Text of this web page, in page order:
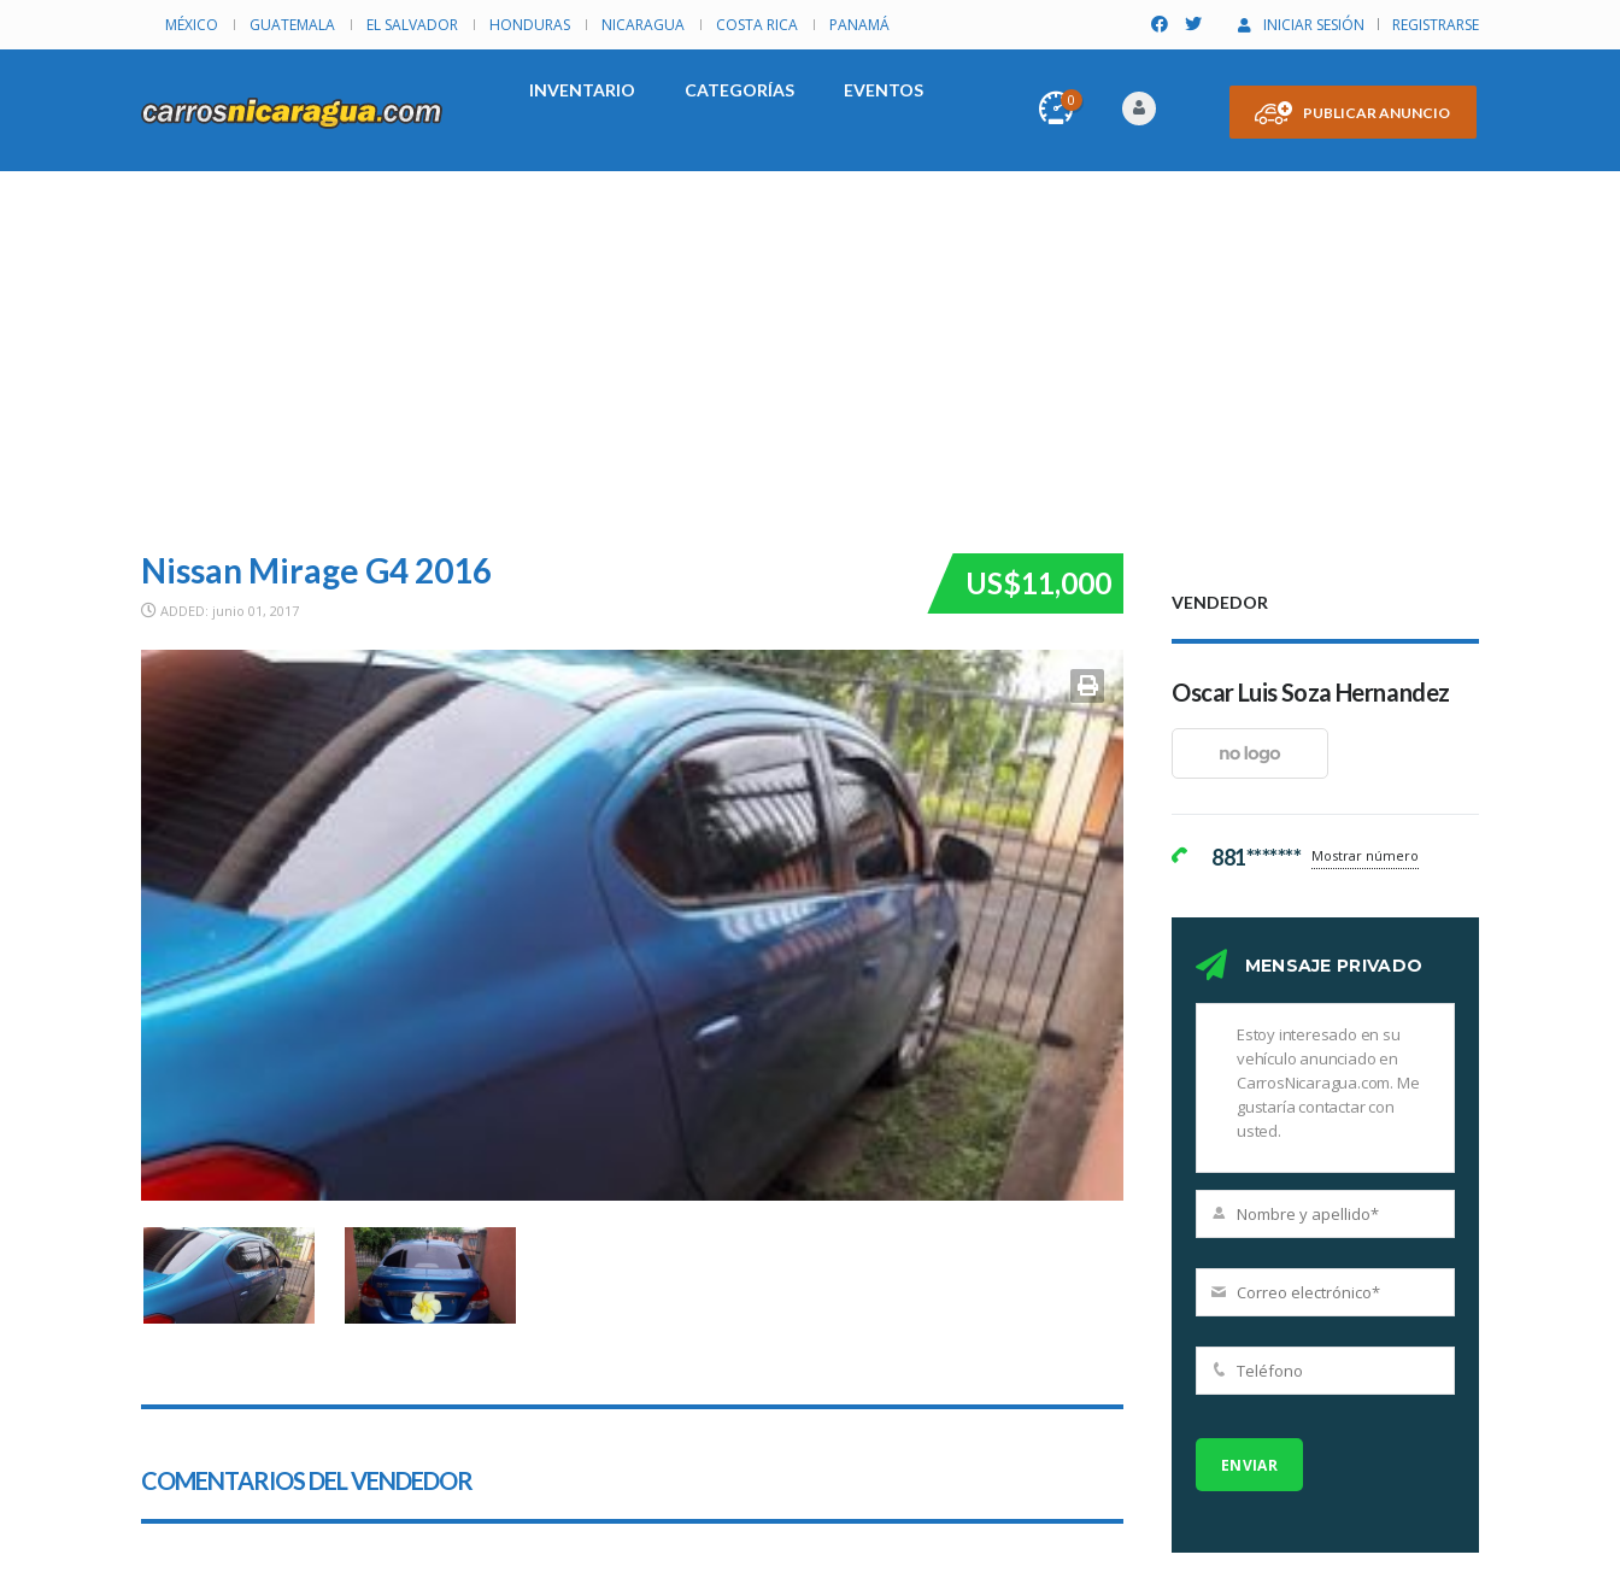
INICIAR SESIÓN REGISTRARSE
MÉXICO GUATEMALA EL SALVADOR HONDURAS NICARAGUA COSTA RICA PANAMÁ
PUBLICAR ANUNCIO
0
INVENTARIO CATEGORÍAS EVENTOS
US$11,000
Nissan Mirage G4 2016
ADDED: junio 01, 2017
COMENTARIOS DEL VENDEDOR
VENDEDOR
Oscar Luis Soza Hernandez
881******* Mostrar número
MENSAJE PRIVADO